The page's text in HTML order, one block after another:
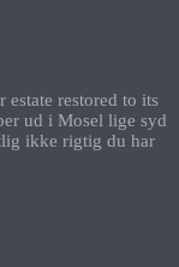
estate restored to its
ud i Mosel lige syd
ikke rigtig du har